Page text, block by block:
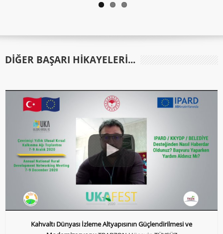
DIĞER BAŞARI HIKAYELERI...
Kahvaltı Dünyası İzleme Altyapısının Güçlendirilmesi ve